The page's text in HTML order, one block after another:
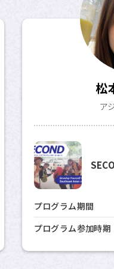
松
ア
プログラム期間
プログラム参加時期